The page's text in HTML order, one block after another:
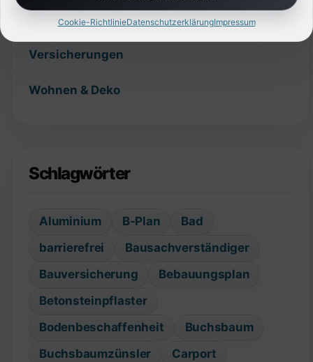
Cookie-RichtlinieDatenschutzerklärungImpressum
Technik
Versicherungen
Wohnen & Deko
Schlagwörter
Aluminium B-Plan
Bad
barrierefrei
Bausachverständiger
Bauversicherung
Bebauungsplan
Betonsteinpflaster
Bodenbeschaffenheit
Buchsbaum
Buchsbaumzünsler
Carport